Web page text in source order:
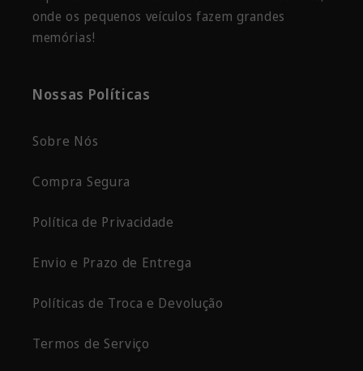
onde os pequenos veículos fazem grandes
memórias!
Nossas Políticas
Sobre Nós
Compra Segura
Política de Privacidade
Envio e Prazo de Entrega
Políticas de Troca e Devolução
Termos de Serviço